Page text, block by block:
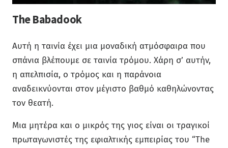
The Babadook
Αυτή η ταινία έχει μια μοναδική ατμόσφαιρα που
σπάνια βλέπουμε σε ταινία τρόμου. Χάρη σ’ αυτήν,
η απελπισία, ο τρόμος και η παράνοια
αναδεικνύονται στον μέγιστο βαθμό καθηλώνοντας
τον θεατή.
Μια μητέρα και ο μικρός της γιος είναι οι τραγικοί
πρωταγωνιστές της εφιαλτικής εμπειρίας του “The